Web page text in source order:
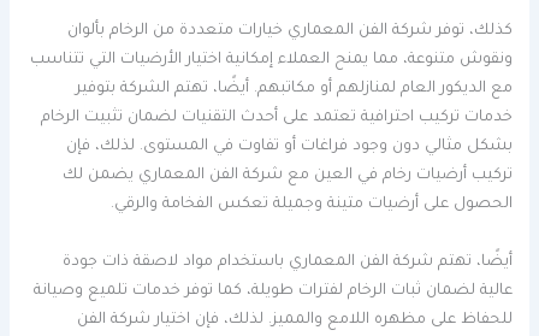
كذلك، توفر شركة الفن المعماري خيارات متعددة من الرخام بألوان
ونقوش متنوعة، مما يمنح العملاء إمكانية اختيار الأرضيات التي تتناسب
مع الديكور العام لمنازلهم أو مكاتبهم. أيضًا، تهتم الشركة بتوفير
خدمات تركيب احترافية تعتمد على أحدث التقنيات لضمان تثبيت الرخام
بشكل مثالي دون وجود فراغات أو تفاوت في المستوى. لذلك، فإن
تركيب أرضيات رخام في العين مع شركة الفن المعماري يضمن لك
الحصول على أرضيات متينة وجميلة تعكس الفخامة والرقي.
أيضًا، تهتم شركة الفن المعماري باستخدام مواد لاصقة ذات جودة
عالية لضمان ثبات الرخام لفترات طويلة، كما توفر خدمات تلميع وصيانة
للحفاظ على مظهره اللامع والمميز. لذلك، فإن اختيار شركة الفن